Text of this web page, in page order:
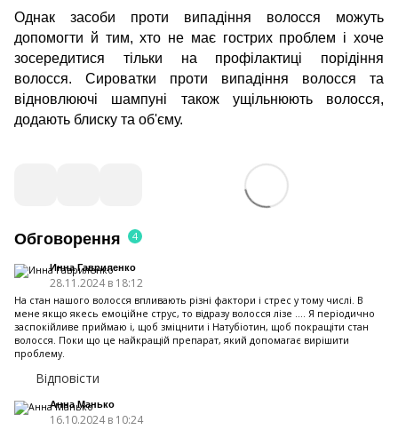
Однак засоби проти випадіння волосся можуть
допомогти й тим, хто не має гострих проблем і хоче
зосередитися тільки на профілактиці порідіння
волосся. Сироватки проти випадіння волосся та
відновлюючі шампуні також ущільнюють волосся,
додають блиску та об'єму.
Обговорення 4
Инна Гавриленко
28.11.2024 в 18:12
На стан нашого волосся впливають різні фактори і стрес у тому числі. В
мене якщо якесь емоційне струс, то відразу волосся лізе .... Я періодично
заспокiйливе приймаю i, щоб зміцнити i Натубіотин, щоб покращiти стан
волосся. Поки що це найкращій препарат, який допомагає вирішити
проблему.
Відповісти
Анна Манько
16.10.2024 в 10:24